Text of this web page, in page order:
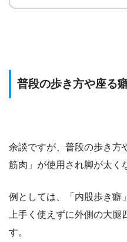
普段の歩き方や座る
余談ですが、普段の歩き方
筋肉」が使用され脚が太く
例としては、「内股歩き癖
上手く使えずに外側の大
す。